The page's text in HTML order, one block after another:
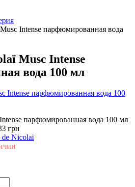
Intense парфюмированная вода
Musc Intense
вода 100 мл
парфюмированная вода 100 мл
грн
de Nicolai